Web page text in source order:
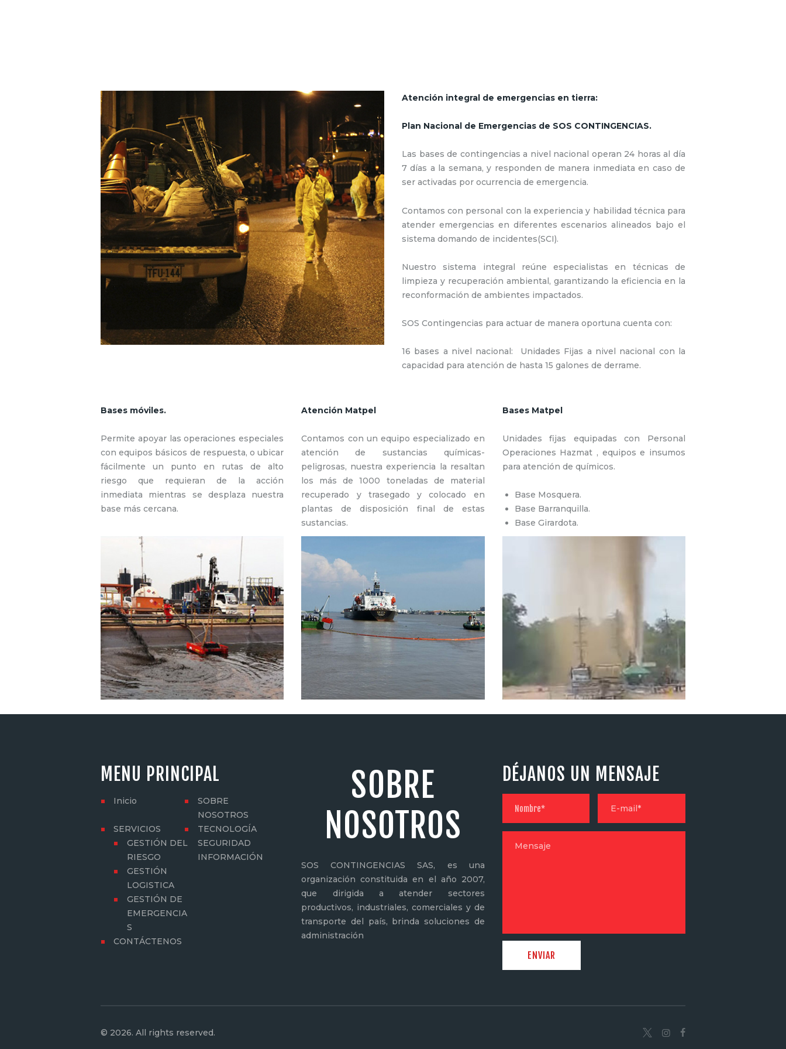
Atención integral de emergencias en tierra:
Plan Nacional de Emergencias de SOS CONTINGENCIAS.
Las bases de contingencias a nivel nacional operan 24 horas al día
7 días a la semana, y responden de manera inmediata en caso de
ser activadas por ocurrencia de emergencia.
Contamos con personal con la experiencia y habilidad técnica para
atender emergencias en diferentes escenarios alineados bajo el
sistema domando de incidentes(SCI).
Nuestro sistema integral reúne especialistas en técnicas de
limpieza y recuperación ambiental, garantizando la eficiencia en la
reconformación de ambientes impactados.
SOS Contingencias para actuar de manera oportuna cuenta con:
16 bases a nivel nacional: Unidades Fijas a nivel nacional con la
capacidad para atención de hasta 15 galones de derrame.
Bases móviles.
Permite apoyar las operaciones especiales
con equipos básicos de respuesta, o ubicar
fácilmente un punto en rutas de alto
riesgo que requieran de la acción
inmediata mientras se desplaza nuestra
base más cercana.
Atención Matpel
Contamos con un equipo especializado en
atención de sustancias químicas-
peligrosas, nuestra experiencia la resaltan
los más de 1000 toneladas de material
recuperado y trasegado y colocado en
plantas de disposición final de estas
sustancias.
Bases Matpel
Unidades fijas equipadas con Personal
Operaciones Hazmat , equipos e insumos
para atención de químicos.
Base Mosquera.
Base Barranquilla.
Base Girardota.
MENU PRINCIPAL
Inicio
SOBRE
NOSOTROS
SERVICIOS
GESTIÓN DEL
RIESGO
GESTIÓN
LOGISTICA
GESTIÓN DE
EMERGENCIA
S
TECNOLOGÍA
SEGURIDAD
INFORMACIÓN
CONTÁCTENOS
SOBRE
NOSOTROS
SOS CONTINGENCIAS SAS, es una
organización constituida en el año 2007,
que dirigida a atender sectores
productivos, industriales, comerciales y de
transporte del país, brinda soluciones de
administración
DÉJANOS UN MENSAJE
© 2026. All rights reserved.